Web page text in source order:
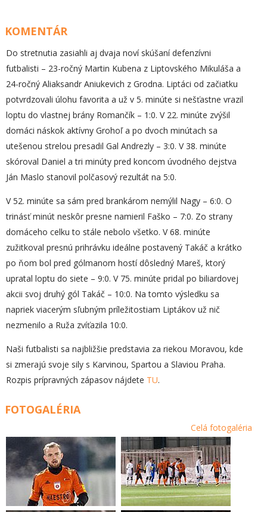
KOMENTÁR
Do stretnutia zasiahli aj dvaja noví skúšaní defenzívni
futbalisti – 23-ročný Martin Kubena z Liptovského Mikuláša a
24-ročný Aliaksandr Aniukevich z Grodna. Liptáci od začiatku
potvrdzovali úlohu favorita a už v 5. minúte si nešťastne vrazil
loptu do vlastnej brány Romančík – 1:0. V 22. minúte zvýšil
domáci náskok aktívny Grohoľ a po dvoch minútach sa
utešenou strelou presadil Gal Andrezly – 3:0. V 38. minúte
skóroval Daniel a tri minúty pred koncom úvodného dejstva
Ján Maslo stanovil polčasový rezultát na 5:0.
V 52. minúte sa sám pred brankárom nemýlil Nagy – 6:0. O
trinásť minút neskôr presne namieril Faško – 7:0. Zo strany
domáceho celku to stále nebolo všetko. V 68. minúte
zužitkoval presnú prihrávku ideálne postavený Takáč a krátko
po ňom bol pred gólmanom hostí dôsledný Mareš, ktorý
upratal loptu do siete – 9:0. V 75. minúte pridal po biliardovej
akcii svoj druhý gól Takáč – 10:0. Na tomto výsledku sa
napriek viacerým sľubným príležitostiam Liptákov už nič
nezmenilo a Ruža zvíťazila 10:0.
Naši futbalisti sa najbližšie predstavia za riekou Moravou, kde
si zmerajú svoje sily s Karvinou, Spartou a Slaviou Praha.
Rozpis prípravných zápasov nájdete TU.
FOTOGALÉRIA
Celá fotogaléria